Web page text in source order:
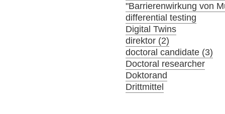
"Barrierenwirkung von
differential testing
Digital Twins
direktor (2)
doctoral candidate (3)
Doctoral researcher
Doktorand
Drittmittel